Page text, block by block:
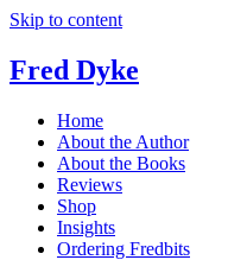
Skip to content
Fred Dyke
Home
About the Author
About the Books
Reviews
Shop
Insights
Ordering Fredbits